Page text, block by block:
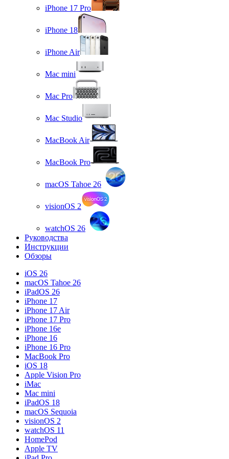
iPhone 17 Pro
iPhone 18
iPhone Air
Mac mini
Mac Pro
Mac Studio
MacBook Air
MacBook Pro
macOS Tahoe 26
visionOS 2
watchOS 26
Руководства
Инструкции
Обзоры
iOS 26
macOS Tahoe 26
iPadOS 26
iPhone 17
iPhone 17 Air
iPhone 17 Pro
iPhone 16e
iPhone 16
iPhone 16 Pro
MacBook Pro
iOS 18
Apple Vision Pro
iMac
Mac mini
iPadOS 18
macOS Sequoia
visionOS 2
watchOS 11
HomePod
Apple TV